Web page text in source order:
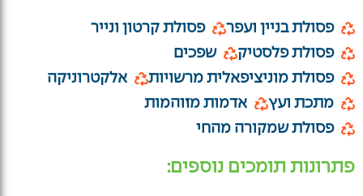
פסולת בניין ועפר
פסולת קרטון ונייר
פסולת פלסטיק
שפכים
פסולת מוניציפאלית מרשויות
אלקטרוניקה
מתכת ועץ
אדמות מזוהמות
פסולת שמקורה מהחי
פתרונות תומכים נוספים: